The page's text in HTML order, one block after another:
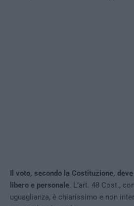
Il voto, secondo la Costituzione,
libero e personale. L’art. 48 Cost.,
uguaglianza, è chiarissimo e non